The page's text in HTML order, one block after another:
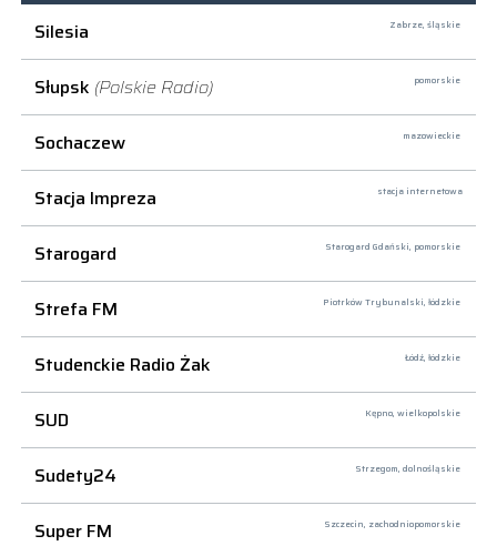
Silesia
Zabrze, śląskie
Słupsk (Polskie Radio) pomorskie
Sochaczew mazowieckie
Stacja Impreza stacja internetowa
Starogard Starogard Gdański, pomorskie
Strefa FM Piotrków Trybunalski, łódzkie
Studenckie Radio Żak Łódź, łódzkie
SUD Kępno, wielkopolskie
Sudety24 Strzegom, dolnośląskie
Super FM Szczecin, zachodniopomorskie